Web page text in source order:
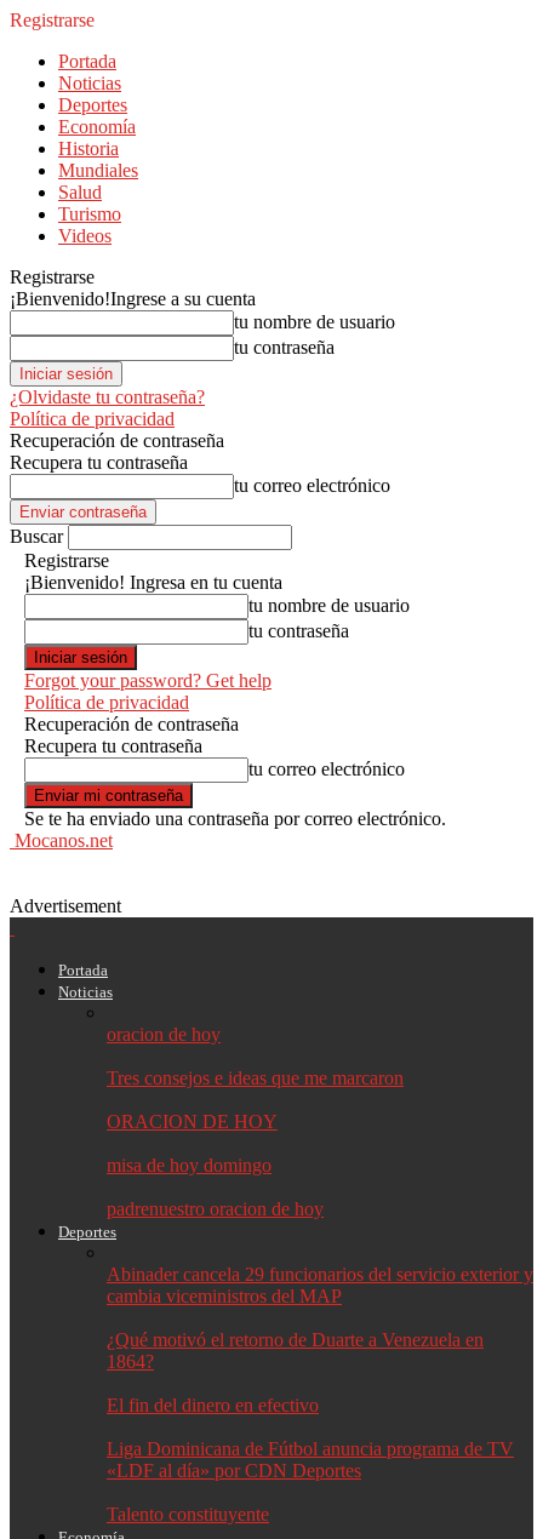
Registrarse
Portada
Noticias
Deportes
Economía
Historia
Mundiales
Salud
Turismo
Videos
Registrarse
¡Bienvenido!Ingrese a su cuenta
tu nombre de usuario
tu contraseña
¿Olvidaste tu contraseña?
Política de privacidad
Recuperación de contraseña
Recupera tu contraseña
tu correo electrónico
Buscar
Registrarse
¡Bienvenido! Ingresa en tu cuenta
tu nombre de usuario
tu contraseña
Forgot your password? Get help
Política de privacidad
Recuperación de contraseña
Recupera tu contraseña
tu correo electrónico
Se te ha enviado una contraseña por correo electrónico.
Mocanos.net
Advertisement
Portada
Noticias
oracion de hoy
Tres consejos e ideas que me marcaron
ORACION DE HOY
misa de hoy domingo
padrenuestro oracion de hoy
Deportes
Abinader cancela 29 funcionarios del servicio exterior y
cambia viceministros del MAP
¿Qué motivó el retorno de Duarte a Venezuela en
1864?
El fin del dinero en efectivo
Liga Dominicana de Fútbol anuncia programa de TV
«LDF al día» por CDN Deportes
Talento constituyente